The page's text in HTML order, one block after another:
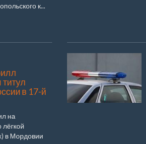
к...
в 17-й
на
в Мордовии